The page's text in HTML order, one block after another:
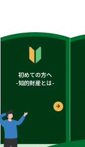
初めての方へ
-知的財産とは-